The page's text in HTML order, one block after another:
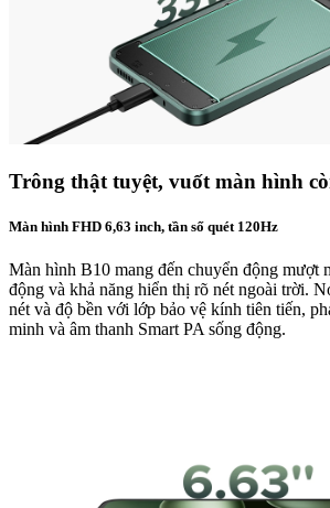
Trông thật tuyệt, vuốt màn hình
Màn hình FHD 6,63 inch, tần số quét 120Hz
Màn hình B10 mang đến chuyển động mượt
động và khả năng hiển thị rõ nét ngoài trời.
nét và độ bền với lớp bảo vệ kính tiên tiến,
minh và âm thanh Smart PA sống động.